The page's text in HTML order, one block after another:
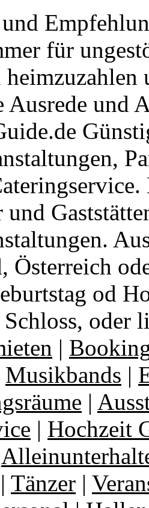
für
Ausrede und
und
Österreich
od
oder
|
Musikbands |
|
| Hochzeit
| Tänzer |